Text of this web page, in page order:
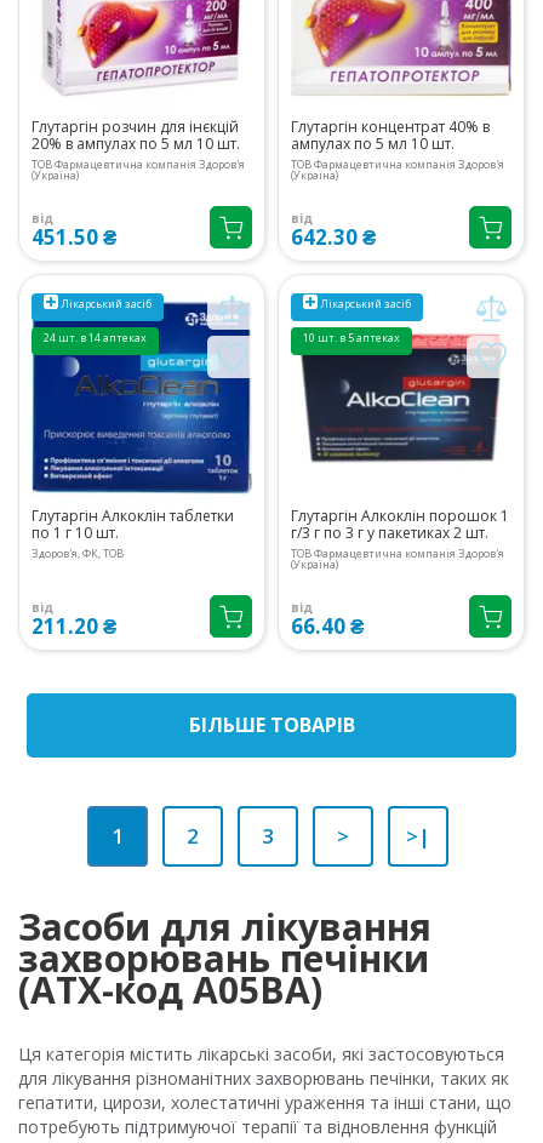
Глутаргін розчин для інєкцій
20% в ампулах по 5 мл 10 шт.
ТОВ Фармацевтична компанія Здоров'я
(Україна)
від
451.50 ₴
Глутаргін концентрат 40% в
ампулах по 5 мл 10 шт.
ТОВ Фармацевтична компанія Здоров'я
(Україна)
від
642.30 ₴
Лікарський засіб
24 шт. в 14 аптеках
Глутаргін Алкоклін таблетки
по 1 г 10 шт.
Здоров'я, ФК, ТОВ
від
211.20 ₴
Лікарський засіб
10 шт. в 5 аптеках
Глутаргін Алкоклін порошок 1
г/3 г по 3 г у пакетиках 2 шт.
ТОВ Фармацевтична компанія Здоров'я
(Україна)
від
66.40 ₴
БIЛЬШЕ ТОВАРIВ
1 2 3 > >|
Засоби для лікування
захворювань печінки
(ATX-код A05BA)
Ця категорія містить лікарські засоби, які застосовуються
для лікування різноманітних захворювань печінки, таких як
гепатити, цирози, холестатичні ураження та інші стани, що
потребують підтримуючої терапії та відновлення функцій